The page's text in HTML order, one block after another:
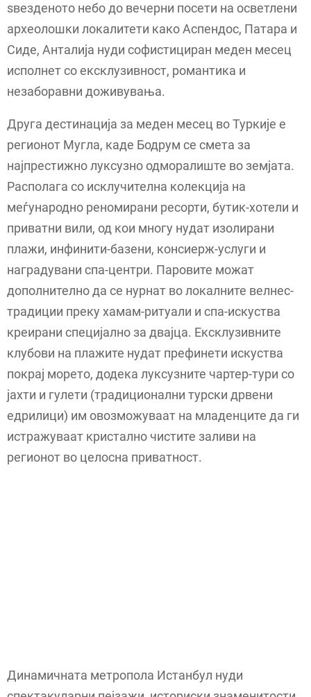
ѕвезденото небо до вечерни посети на осветлени
археолошки локалитети како Аспендос, Патара и
Сиде, Анталија нуди софистициран меден месец
исполнет со ексклузивност, романтика и
незаборавни доживувања.
Друга дестинација за меден месец во Туркије е
регионот Мугла, каде Бодрум се смета за
најпрестижно луксузно одморалиште во земјата.
Располага со исклучителна колекција на
меѓународно реномирани ресорти, бутик-хотели и
приватни вили, од кои многу нудат изолирани
плажи, инфинити-базени, консиерж-услуги и
наградувани спа-центри. Паровите можат
дополнително да се нурнат во локалните велнес-
традиции преку хамам-ритуали и спа-искуства
креирани специјално за двајца. Ексклузивните
клубови на плажите нудат префинети искуства
покрај морето, додека луксузните чартер-тури со
јахти и гулети (традиционални турски дрвени
едрилици) им овозможуваат на младенците да ги
истражуваат кристално чистите заливи на
регионот во целосна приватност.
Динамичната метропола Истанбул нуди